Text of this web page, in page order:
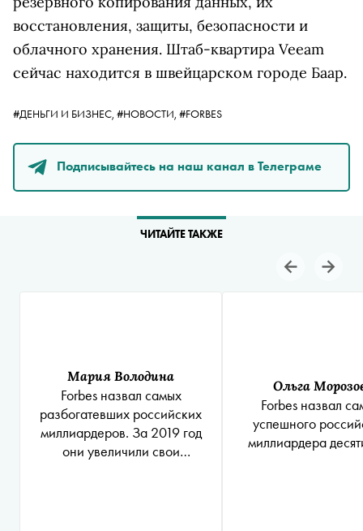
восстановления, защиты, безопасности и
облачного хранения. Штаб-квартира Veeam
сейчас находится в швейцарском городе Баар.
#ДЕНЬГИ И БИЗНЕС, #НОВОСТИ, #FORBES
Подписывайтесь на наш канал в Телеграме
ЧИТАЙТЕ ТАКЖЕ
Мария Володина
Forbes назвал самых
разбогатевших российских
миллиардеров. За 2019 год
они увеличили свои
Ольга
Forbes назвал
успешного
миллиардера